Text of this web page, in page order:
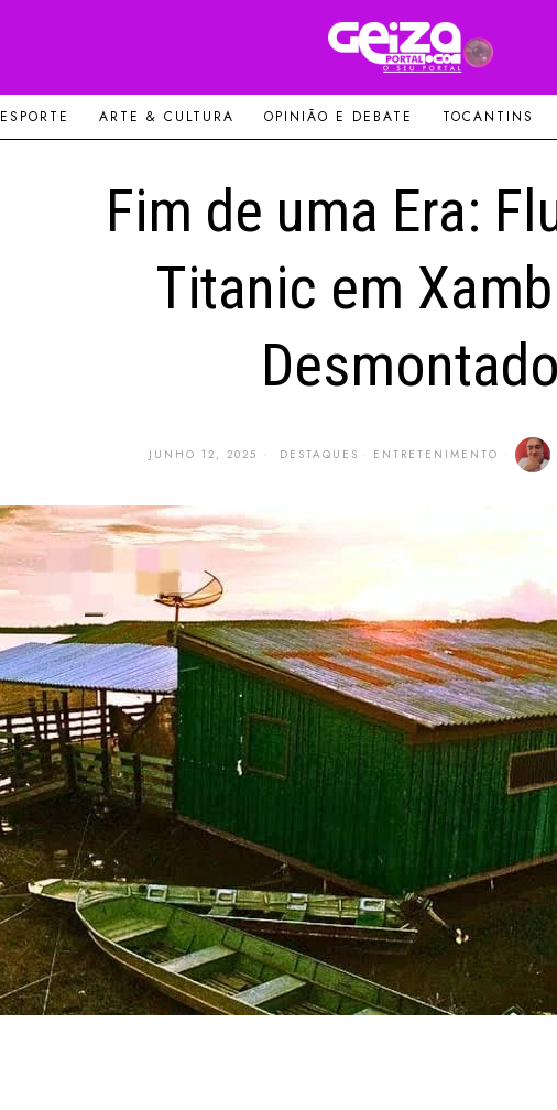
ESPORTE ARTE & CULTURA OPINIÃO E DEBATE TOCANTINS
Fim de uma Era:
Titanic em
Desmontado
JUNHO 12, 2025 DESTAQUES · ENTRETENIMENTO